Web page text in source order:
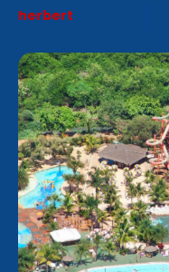
herbert